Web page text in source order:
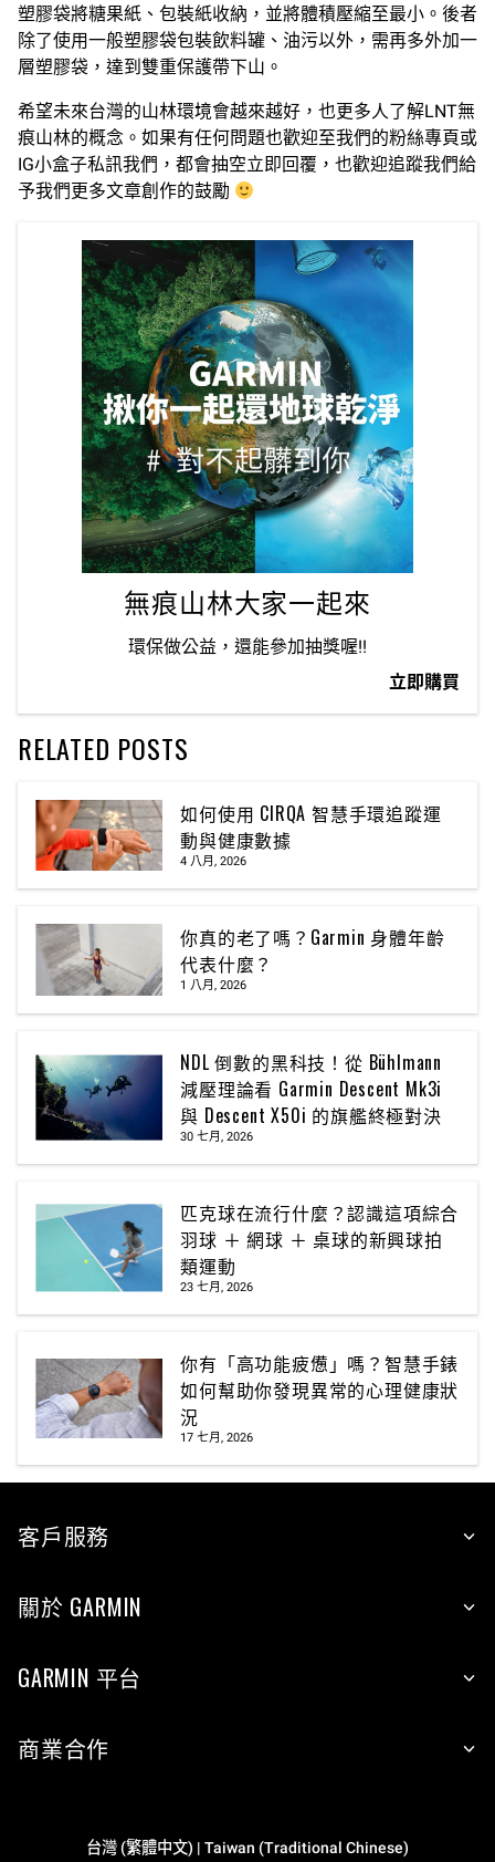
塑膠袋將糖果紙、包裝紙收納，並將體積壓縮至最小。後者
除了使用一般塑膠袋包裝飲料罐、油污以外，需再多外加一
層塑膠袋，達到雙重保護帶下山。
希望未來台灣的山林環境會越來越好，也更多人了解LNT無
痕山林的概念。如果有任何問題也歡迎至我們的粉絲專頁或
IG小盒子私訊我們，都會抽空立即回覆，也歡迎追蹤我們給
予我們更多文章創作的鼓勵
無痕山林大家一起來
環保做公益，還能參加抽獎喔!!
立即購買
RELATED POSTS
如何使用 CIRQA 智慧手環追蹤運
動與健康數據
4 八月, 2026
你真的老了嗎？Garmin 身體年齡
代表什麼？
1 八月, 2026
NDL 倒數的黑科技！從 Bühlmann
減壓理論看 Garmin Descent Mk3i
與 Descent X50i 的旗艦終極對決
30 七月, 2026
匹克球在流行什麼？認識這項綜合
羽球 ＋ 網球 ＋ 桌球的新興球拍
類運動
23 七月, 2026
你有「高功能疲憊」嗎？智慧手錶
如何幫助你發現異常的心理健康狀
況
17 七月, 2026
客戶服務
關於 GARMIN
GARMIN 平台
商業合作
台灣 (繁體中文) | Taiwan (Traditional Chinese)